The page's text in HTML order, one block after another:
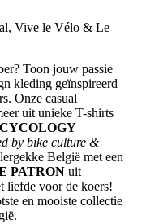
Vive le Vélo & Le
Toon jouw passie
kleding geïnspireerd
Onze casual
uit unieke T-shirts
CYCOLOGY
by bike culture &
België met een
PATRONuit
liefde voor de koers!
en mooiste collectie